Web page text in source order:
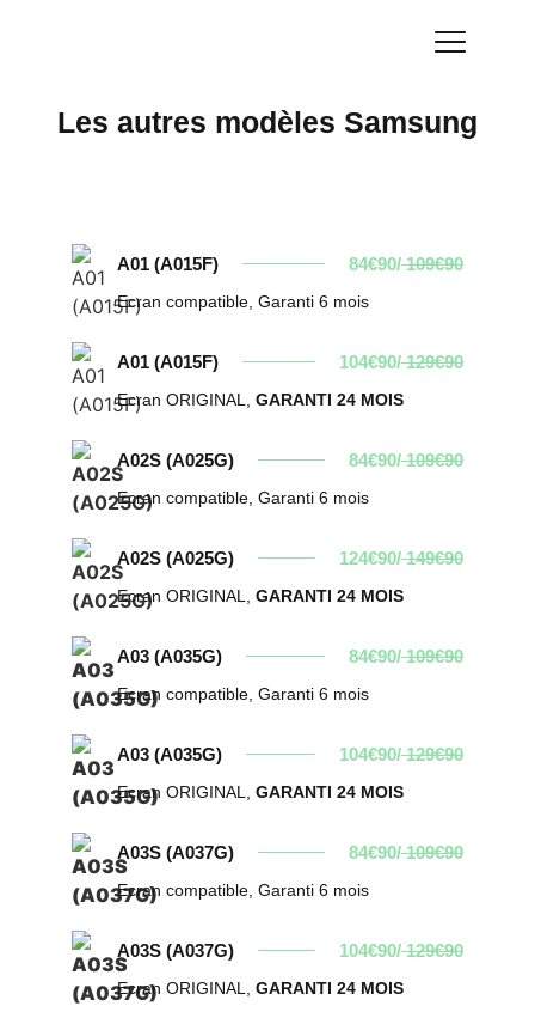
Les autres modèles Samsung
A01 (A015F) 84€90/109€90
Ecran compatible, Garanti 6 mois
A01 (A015F) 104€90/129€90
Ecran ORIGINAL,GARANTI 24 MOIS
A02S (A025G) 84€90/109€90
Ecran compatible, Garanti 6 mois
A02S (A025G) 124€90/149€90
Ecran ORIGINAL,GARANTI 24 MOIS
A03 (A035G) 84€90/109€90
Ecran compatible, Garanti 6 mois
A03 (A035G) 104€90/129€90
Ecran ORIGINAL,GARANTI 24 MOIS
A03S (A037G) 84€90/109€90
Ecran compatible, Garanti 6 mois
A03S (A037G) 104€90/129€90
Ecran ORIGINAL,GARANTI 24 MOIS